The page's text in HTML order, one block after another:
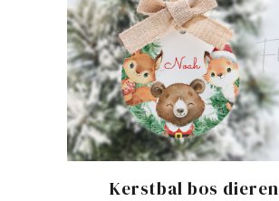
Kerstbal bos dieren